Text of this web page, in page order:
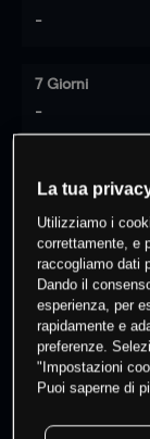
-
7 Giorni
-
% dei
questo
La tua
Utilizziamo i
correttamente, e
raccogliamo dati
Dando il
esperienza, per
rapidamente e
preferenze.
"Impostazioni
Puoi saperne di